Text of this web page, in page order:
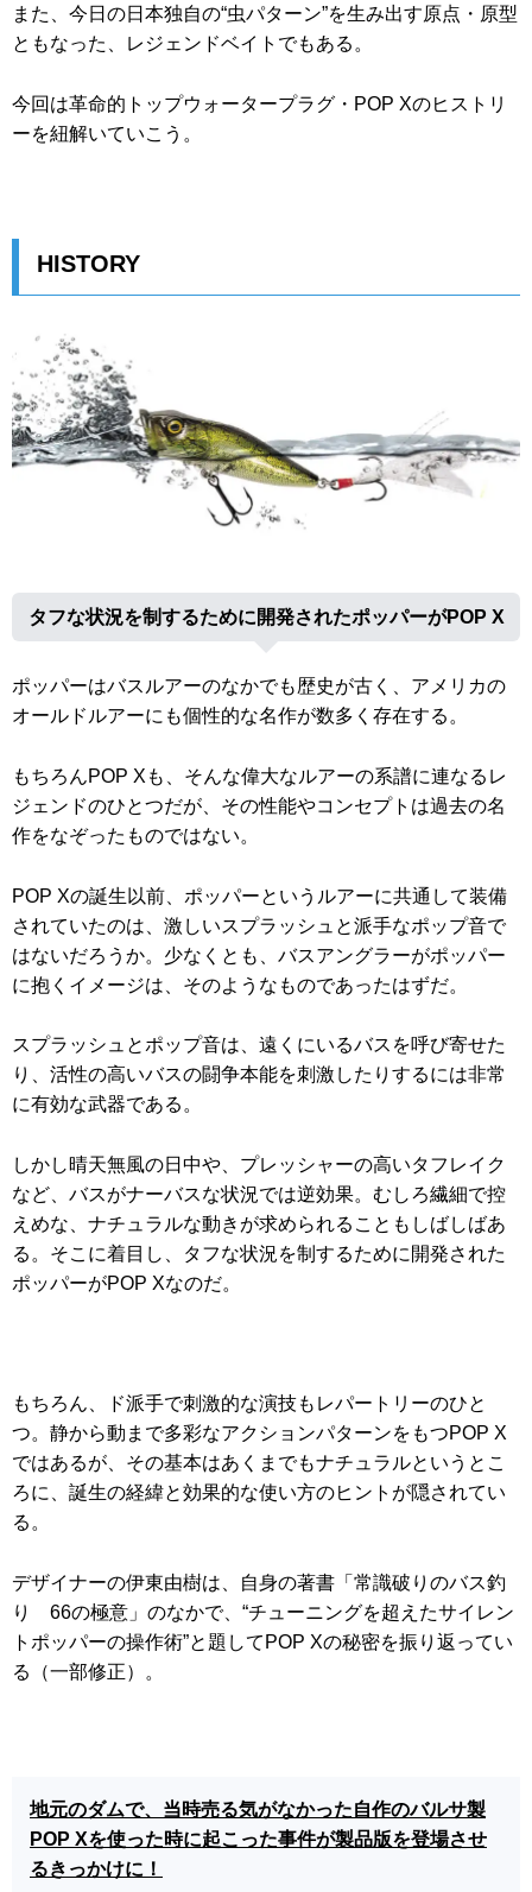
また、今日の日本独自の“虫パターン”を生み出す原点・原型
ともなった、レジェンドベイトでもある。
今回は革命的トップウォータープラグ・POP Xのヒストリ
ーを紐解いていこう。
HISTORY
タフな状況を制するために開発されたポッパーがPOP X
ポッパーはバスルアーのなかでも歴史が古く、アメリカの
オールドルアーにも個性的な名作が数多く存在する。
もちろんPOP Xも、そんな偉大なルアーの系譜に連なるレ
ジェンドのひとつだが、その性能やコンセプトは過去の名
作をなぞったものではない。
POP Xの誕生以前、ポッパーというルアーに共通して装備
されていたのは、激しいスプラッシュと派手なポップ音で
はないだろうか。少なくとも、バスアングラーがポッパー
に抱くイメージは、そのようなものであったはずだ。
スプラッシュとポップ音は、遠くにいるバスを呼び寄せた
り、活性の高いバスの闘争本能を刺激したりするには非常
に有効な武器である。
しかし晴天無風の日中や、プレッシャーの高いタフレイク
など、バスがナーバスな状況では逆効果。むしろ繊細で控
えめな、ナチュラルな動きが求められることもしばしばあ
る。そこに着目し、タフな状況を制するために開発された
ポッパーがPOP Xなのだ。
もちろん、ド派手で刺激的な演技もレパートリーのひと
つ。静から動まで多彩なアクションパターンをもつPOP X
ではあるが、その基本はあくまでもナチュラルというとこ
ろに、誕生の経緯と効果的な使い方のヒントが隠されてい
る。
デザイナーの伊東由樹は、自身の著書「常識破りのバス釣
り 66の極意」のなかで、“チューニングを超えたサイレン
トポッパーの操作術”と題してPOP Xの秘密を振り返ってい
る（一部修正）。
地元のダムで、当時売る気がなかった自作のバルサ製
POP Xを使った時に起こった事件が製品版を登場させ
るきっかけに！